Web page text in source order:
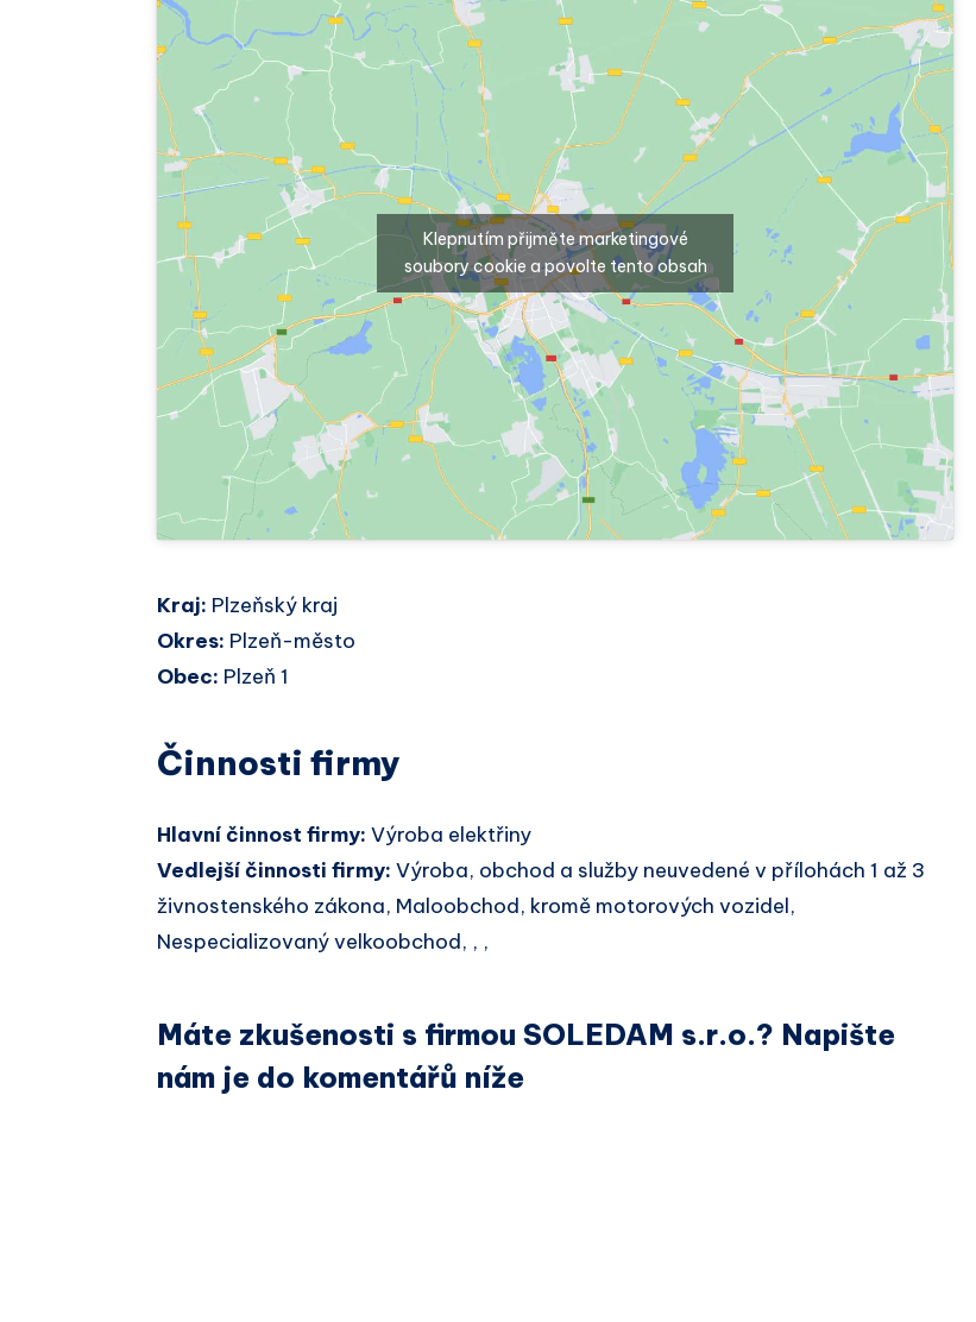
Klepnutím přijměte marketingové
soubory cookie a povolte tento obsah
Kraj: Plzeňský kraj
Okres: Plzeň-město
Obec: Plzeň 1
Činnosti firmy
Hlavní činnost firmy: Výroba elektřiny
Vedlejší činnosti firmy: Výroba, obchod a služby neuvedené v přílohách 1 až 3
živnostenského zákona, Maloobchod, kromě motorových vozidel,
Nespecializovaný velkoobchod, , ,
Máte zkušenosti s firmou SOLEDAM s.r.o.? Napište
nám je do komentářů níže